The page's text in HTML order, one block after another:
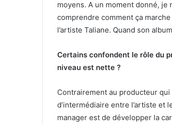
moyens. A un moment donné, je
comprendre comment ça
l’artiste Taliane. Quand son
Certains confondent le rôle du
niveau est nette ?
Contrairement au producteur
d’intermédiaire entre l’artiste et
manager est de développer la